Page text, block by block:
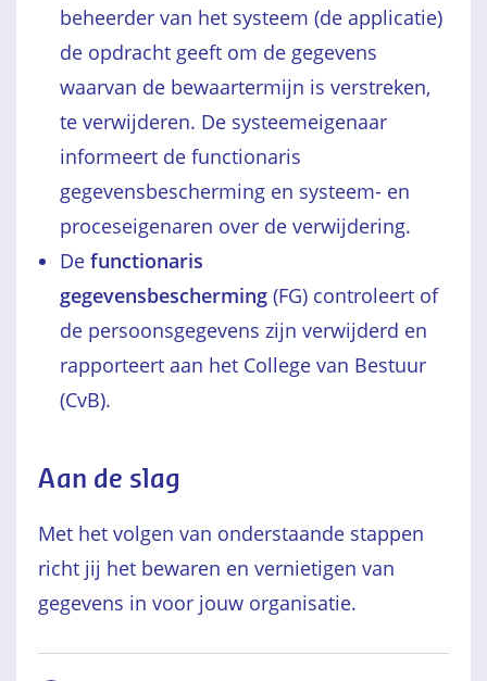
beheerder van het systeem (de applicatie)
de opdracht geeft om de gegevens
waarvan de bewaartermijn is verstreken,
te verwijderen. De systeemeigenaar
informeert de functionaris
gegevensbescherming en systeem- en
proceseigenaren over de verwijdering.
De functionaris
gegevensbescherming (FG) controleert of
de persoonsgegevens zijn verwijderd en
rapporteert aan het College van Bestuur
(CvB).
Aan de slag
Met het volgen van onderstaande stappen
richt jij het bewaren en vernietigen van
gegevens in voor jouw organisatie.